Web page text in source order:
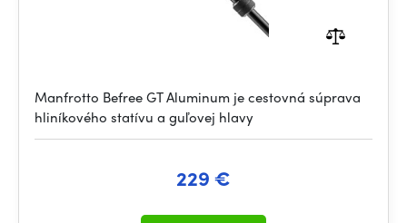
Manfrotto Befree GT Aluminum je cestovná súprava
hliníkového statívu a guľovej hlavy
229 €